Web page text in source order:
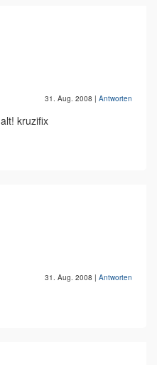
31. Aug. 2008 | Antworten
kruzifix
31. Aug. 2008 | Antworten